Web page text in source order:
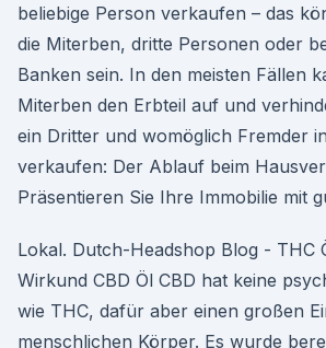
beliebige Person verkaufen – das
die Miterben, dritte Personen oder
Banken sein. In den meisten Fällen
Miterben den Erbteil auf und
ein Dritter und womöglich Fremder
verkaufen: Der Ablauf beim
Präsentieren Sie Ihre Immobilie mit
Lokal. Dutch-Headshop Blog - THC
Wirkund CBD Öl CBD hat keine
wie THC, dafür aber einen großen
menschlichen Körper. Es wurde